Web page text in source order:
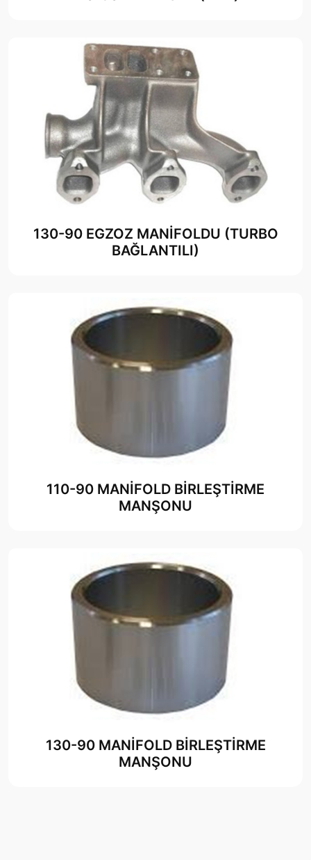
130-90 EGZOZ MANİFOLDU (TURBO
BAĞLANTILI)
110-90 MANİFOLD BİRLEŞTİRME
MANŞONU
130-90 MANİFOLD BİRLEŞTİRME
MANŞONU